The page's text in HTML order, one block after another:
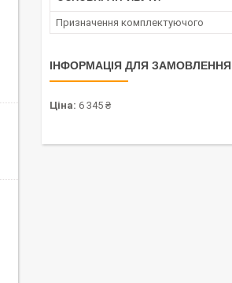
Призначення комплектуючого
ІНФОРМАЦІЯ ДЛЯ ЗАМОВЛЕННЯ
Ціна: 6 345 ₴